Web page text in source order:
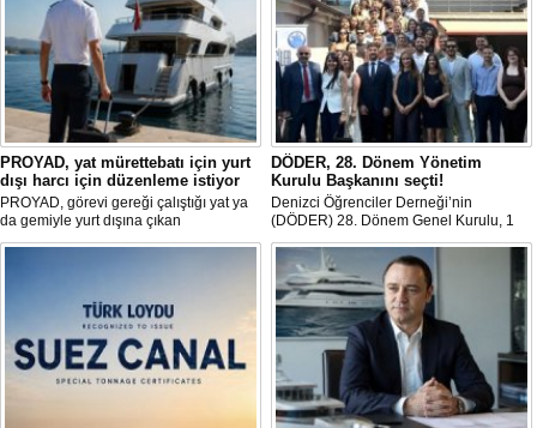
PROYAD, yat mürettebatı için yurt
dışı harcı için düzenleme istiyor
PROYAD, görevi gereği çalıştığı yat ya
da gemiyle yurt dışına çıkan
gemiadamlarının yurt dışı çıkış
DÖDER, 28. Dönem Yönetim
Kurulu Başkanını seçti!
Denizci Öğrenciler Derneği’nin
(DÖDER) 28. Dönem Genel Kurulu, 1
Ağustos Cumartesi günü Türkiye Gemi
Sanayicileri Birliği (GİSBİR) ev
sahipliğinde gerçekleştirildi.